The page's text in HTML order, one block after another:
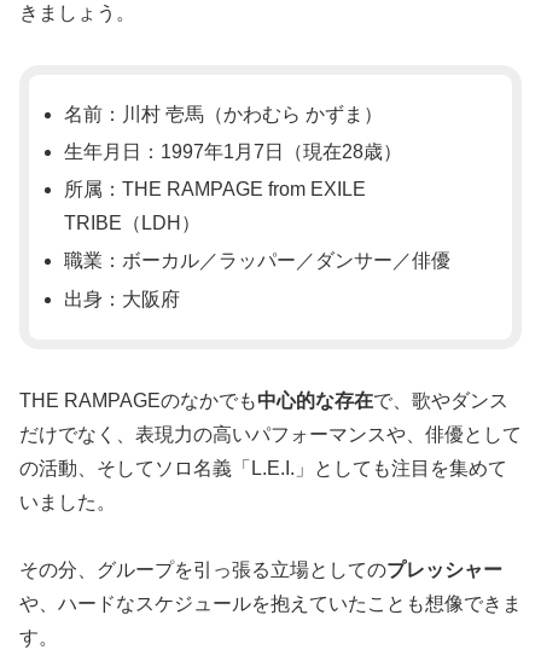
きましょう。
名前：川村 壱馬（かわむら かずま）
生年月日：1997年1月7日（現在28歳）
所属：THE RAMPAGE from EXILE
TRIBE（LDH）
職業：ボーカル／ラッパー／ダンサー／俳優
出身：大阪府
THE RAMPAGEのなかでも中心的な存在で、歌やダンス
だけでなく、表現力の高いパフォーマンスや、俳優として
の活動、そしてソロ名義「L.E.I.」としても注目を集めて
いました。
その分、グループを引っ張る立場としてのプレッシャー
や、ハードなスケジュールを抱えていたことも想像できま
す。